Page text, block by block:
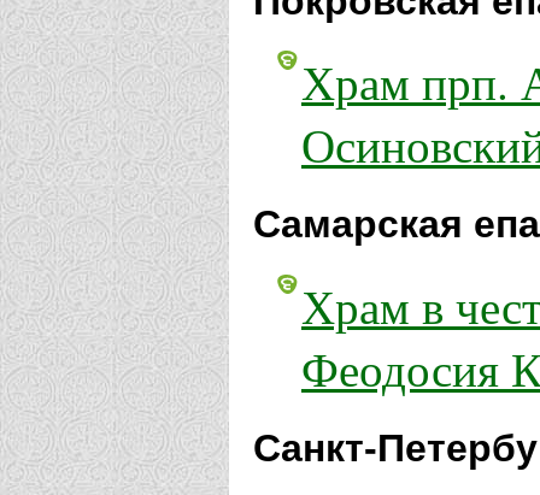
Храм прп.
Самарская
Храм в
Феодосия
Санкт-